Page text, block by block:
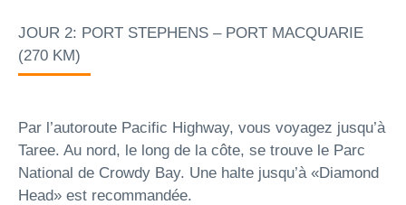
JOUR 2: PORT STEPHENS – PORT MACQUARIE
(270 KM)
Par l’autoroute Pacific Highway, vous voyagez jusqu’à
Taree. Au nord, le long de la côte, se trouve le Parc
National de Crowdy Bay. Une halte jusqu’à «Diamond
Head» est recommandée.